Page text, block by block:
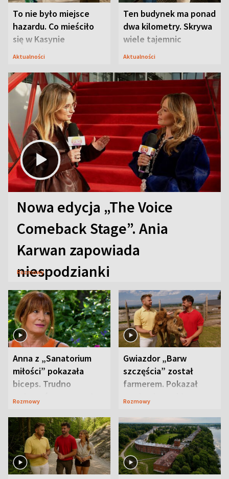
To nie było miejsce
hazardu. Co mieściło
się w Kasynie
Oficerskim?
Aktualności
Ten budynek ma ponad
dwa kilometry. Skrywa
wiele tajemnic
Aktualności
Nowa edycja „The Voice
Comeback Stage”. Ania
Karwan zapowiada
niespodzianki
Rozmowy
Anna z „Sanatorium
miłości” pokazała
biceps. Trudno
uwierzyć, co przeszła
Rozmowy
Gwiazdor „Barw
szczęścia” został
farmerem. Pokazał
swoje niezwykłe
Rozmowy